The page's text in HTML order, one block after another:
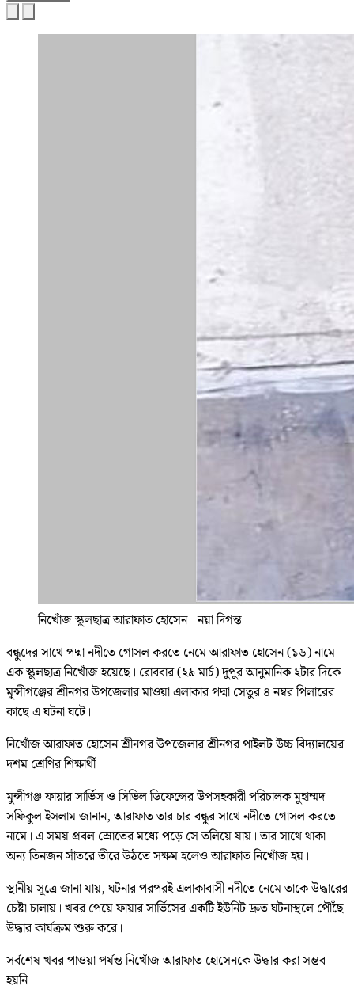
নিখোঁজ স্কুলছাত্র আরাফাত হোসেন |নয়া দিগন্ত
বন্ধুদের সাথে পদ্মা নদীতে গোসল করতে নেমে আরাফাত হোসেন (১৬) নামে
এক স্কুলছাত্র নিখোঁজ হয়েছে। রোববার (২৯ মার্চ) দুপুর আনুমানিক ২টার দিকে
মুন্সীগঞ্জের শ্রীনগর উপজেলার মাওয়া এলাকার পদ্মা সেতুর ৪ নম্বর পিলারের
কাছে এ ঘটনা ঘটে।
নিখোঁজ আরাফাত হোসেন শ্রীনগর উপজেলার শ্রীনগর পাইলট উচ্চ বিদ্যালয়ের
দশম শ্রেণির শিক্ষার্থী।
মুন্সীগঞ্জ ফায়ার সার্ভিস ও সিভিল ডিফেন্সের উপসহকারী পরিচালক মুহাম্মদ
সফিকুল ইসলাম জানান, আরাফাত তার চার বন্ধুর সাথে নদীতে গোসল করতে
নামে। এ সময় প্রবল স্রোতের মধ্যে পড়ে সে তলিয়ে যায়। তার সাথে থাকা
অন্য তিনজন সাঁতরে তীরে উঠতে সক্ষম হলেও আরাফাত নিখোঁজ হয়।
স্থানীয় সূত্রে জানা যায়, ঘটনার পরপরই এলাকাবাসী নদীতে নেমে তাকে উদ্ধারের
চেষ্টা চালায়। খবর পেয়ে ফায়ার সার্ভিসের একটি ইউনিট দ্রুত ঘটনাস্থলে পৌঁছে
উদ্ধার কার্যক্রম শুরু করে।
সর্বশেষ খবর পাওয়া পর্যন্ত নিখোঁজ আরাফাত হোসেনকে উদ্ধার করা সম্ভব
হয়নি।